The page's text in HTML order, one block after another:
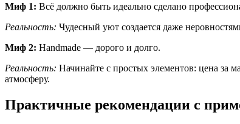
Миф 1: Всё должно быть идеально сделано
Реальность: Чудесный уют создается даже
Миф 2: Handmade — дорого и долго.
Реальность: Начинайте с простых элементов: цена за
атмосферу.
Практичные рекомендации с